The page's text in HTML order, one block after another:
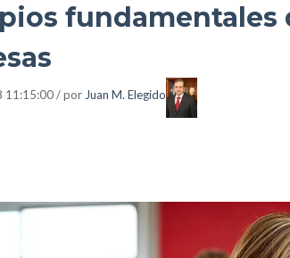
fundamentales
11:15:00 / por Juan M. Elegido